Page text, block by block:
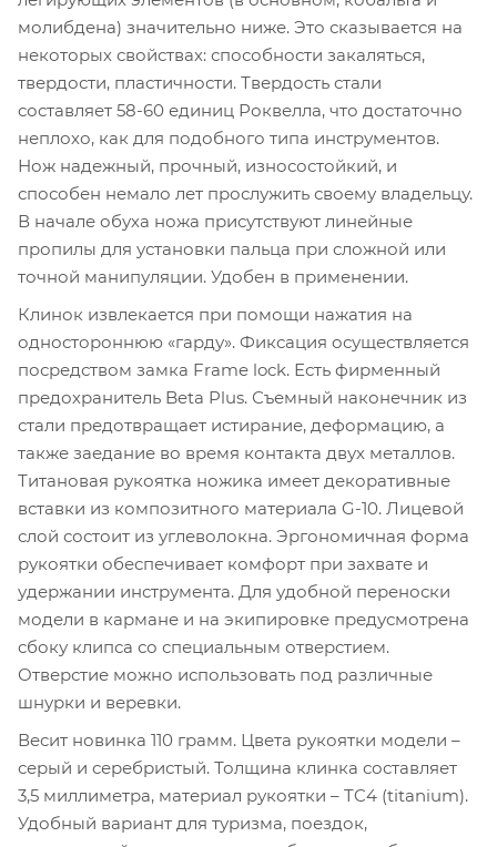
молибдена) значительно ниже. Это сказывается на
некоторых свойствах: способности закаляться,
твердости, пластичности. Твердость стали
составляет 58-60 единиц Роквелла, что достаточно
неплохо, как для подобного типа инструментов.
Нож надежный, прочный, износостойкий, и
способен немало лет прослужить своему владельцу.
В начале обуха ножа присутствуют линейные
пропилы для установки пальца при сложной или
точной манипуляции. Удобен в применении.
Клинок извлекается при помощи нажатия на
одностороннюю «гарду». Фиксация осуществляется
посредством замка Frame lock. Есть фирменный
предохранитель Beta Plus. Съемный наконечник из
стали предотвращает истирание, деформацию, а
также заедание во время контакта двух металлов.
Титановая рукоятка ножика имеет декоративные
вставки из композитного материала G-10. Лицевой
слой состоит из углеволокна. Эргономичная форма
рукоятки обеспечивает комфорт при захвате и
удержании инструмента. Для удобной переноски
модели в кармане и на экипировке предусмотрена
сбоку клипса со специальным отверстием.
Отверстие можно использовать под различные
шнурки и веревки.
Весит новинка 110 грамм. Цвета рукоятки модели –
серый и серебристый. Толщина клинка составляет
3,5 миллиметра, материал рукоятки – TC4 (titanium).
Удобный вариант для туризма, поездок,